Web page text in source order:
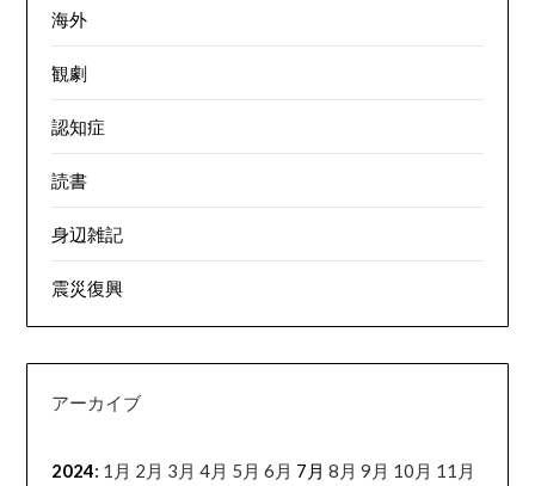
海外
観劇
認知症
読書
身辺雑記
震災復興
アーカイブ
2024: 1月 2月 3月 4月 5月 6月 7月 8月 9月 10月 11月